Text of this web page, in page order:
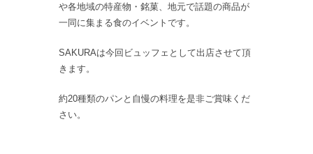
や各地域の特産物・銘菓、地元で話題の商品が
一同に集まる食のイベントです。
SAKURAは今回ビュッフェとして出店させて頂
きます。
約20種類のパンと自慢の料理を是非ご賞味くだ
さい。